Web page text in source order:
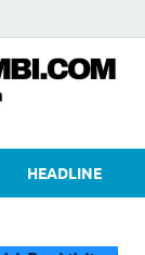
HEADLINE